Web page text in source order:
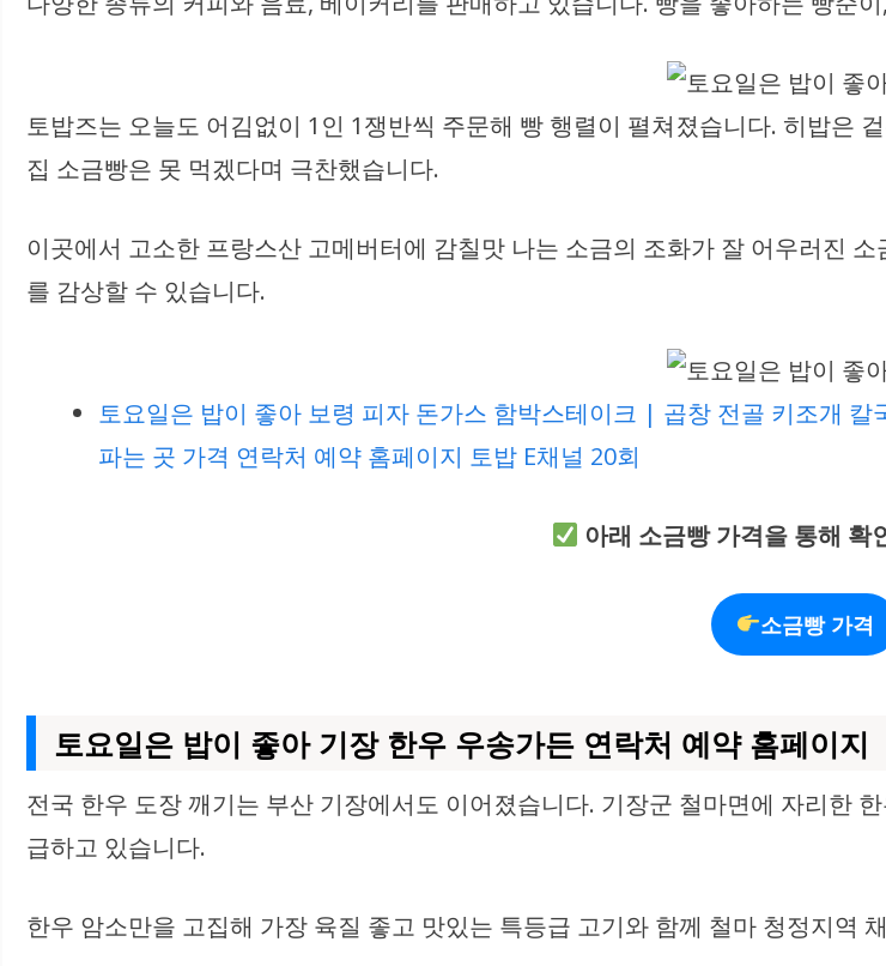
토밥즈는 오늘도 어김없이 1인 1쟁반씩 주문해 빵 행렬이 펼쳐졌습니다. 히밥은
집 소금빵은 못 먹겠다며 극찬했습니다.
이곳에서 고소한 프랑스산 고메버터에 감칠맛 나는 소금의 조화가 잘 어우러진
를 감상할 수 있습니다.
토요일은 밥이 좋아 보령 피자 돈가스 함박스테이크 | 곱창 전골 키조개
파는 곳 가격 연락처 예약 홈페이지 토밥 E채널 20회
아래 소금빵 가격을 통해 확
소금빵 가격
토요일은 밥이 좋아 기장 한우 우송가든 연락처 예약 홈페이지
전국 한우 도장 깨기는 부산 기장에서도 이어졌습니다. 기장군 철마면에 자리한
급하고 있습니다.
한우 암소만을 고집해 가장 육질 좋고 맛있는 특등급 고기와 함께 철마 청정지역